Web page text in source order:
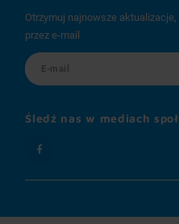
Otrzymuj najnowsze
przez e-mail
Śledź nas w mediach